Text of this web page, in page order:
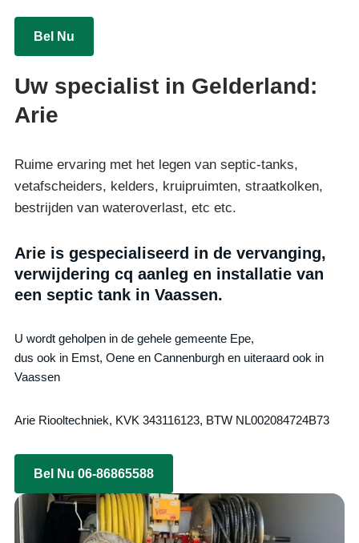
Bel Nu
Uw specialist in Gelderland:
Arie
Ruime ervaring met het legen van septic-tanks,
vetafscheiders, kelders, kruipruimten, straatkolken,
bestrijden van wateroverlast, etc etc.
Arie is gespecialiseerd in de vervanging,
verwijdering cq aanleg en installatie van
een septic tank in Vaassen.
U wordt geholpen in de gehele gemeente Epe,
dus ook in Emst, Oene en Cannenburgh en uiteraard ook in
Vaassen
Arie Riooltechniek, KVK 343116123, BTW NL002084724B73
Bel Nu 06-86865588